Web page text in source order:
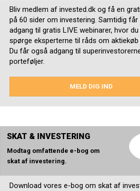
Bliv medlem af invested.dk og få en
på 60 sider om investering. Samtidig får
adgang til gratis LIVE webinarer, hvor du
spørge eksperterne til råds om aktiekøb
Du får også adgang til
porteføljer.
MELD DIG IND
SKAT & INVESTERING
Modtag omfattende e-bog om
skat af investering.
Download vores e-bog om skat af